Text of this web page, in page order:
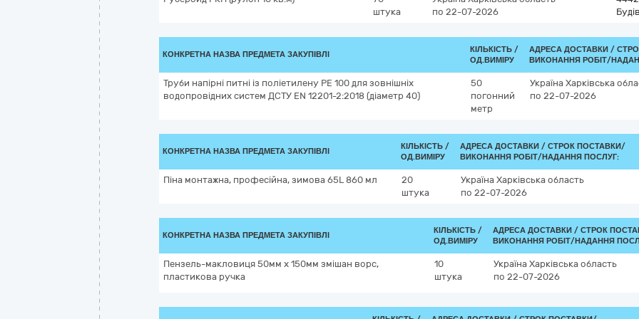
штука
по 22-07-2026
КОНКРЕТНА НАЗВА ПРЕДМЕТА ЗАКУПІВЛІ
КІЛЬКІСТЬ /
ОД.ВИМІРУ
АДРЕСА ДОСТАВКИ /
ВИКОНАННЯ РОБІТ/
Труби напірні питні із поліетилену РЕ 100 для зовнішніх
водопровідних систем ДСТУ EN 12201-2:2018 (діаметр 40)
50
погонний
метр
Україна Харківська
по 22-07-2026
КОНКРЕТНА НАЗВА ПРЕДМЕТА ЗАКУПІВЛІ
КІЛЬКІСТЬ /
ОД.ВИМІРУ
АДРЕСА ДОСТАВКИ / СТРОК ПОСТАВКИ/
ВИКОНАННЯ РОБІТ/НАДАННЯ ПОСЛУГ:
Піна монтажна, професійна, зимова 65L 860 мл
20
штука
Україна Харківська область
по 22-07-2026
КОНКРЕТНА НАЗВА ПРЕДМЕТА ЗАКУПІВЛІ
КІЛЬКІСТЬ /
ОД.ВИМІРУ
АДРЕСА ДОСТАВКИ / СТРОК
ВИКОНАННЯ РОБІТ/НАДАННЯ
Пензель-макловиця 50мм х 150мм змішан ворс,
пластикова ручка
10
штука
Україна Харківська область
по 22-07-2026